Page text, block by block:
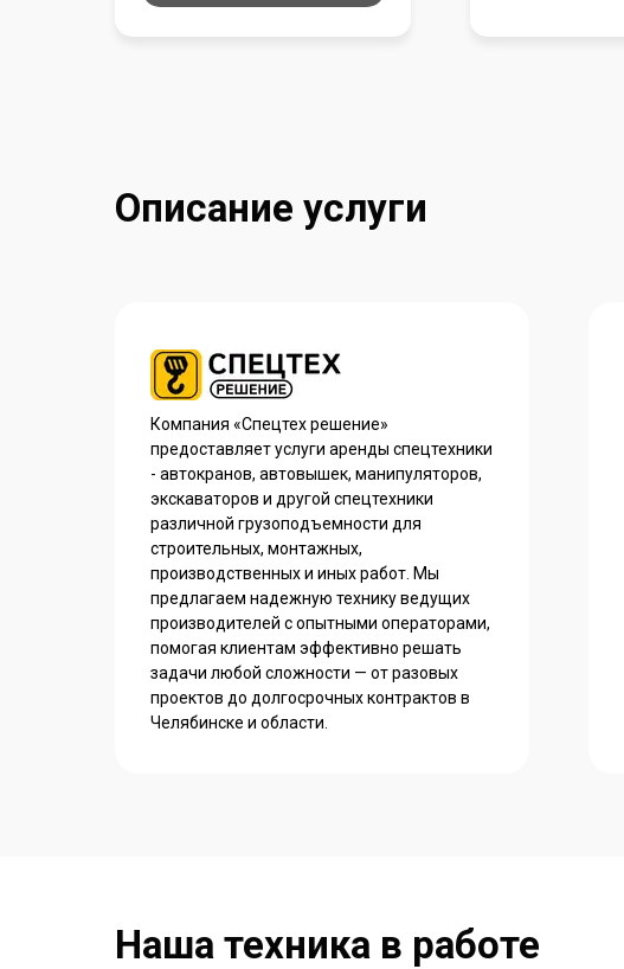
Описание услуги
Компания «Спецтех решение»
предоставляет услуги аренды спецтехники
- автокранов, автовышек, манипуляторов,
экскаваторов и другой спецтехники
различной грузоподъемности для
строительных, монтажных,
производственных и иных работ. Мы
предлагаем надежную технику ведущих
производителей с опытными операторами,
помогая клиентам эффективно решать
задачи любой сложности — от разовых
проектов до долгосрочных контрактов в
Челябинске и области.
Наша техника в работе